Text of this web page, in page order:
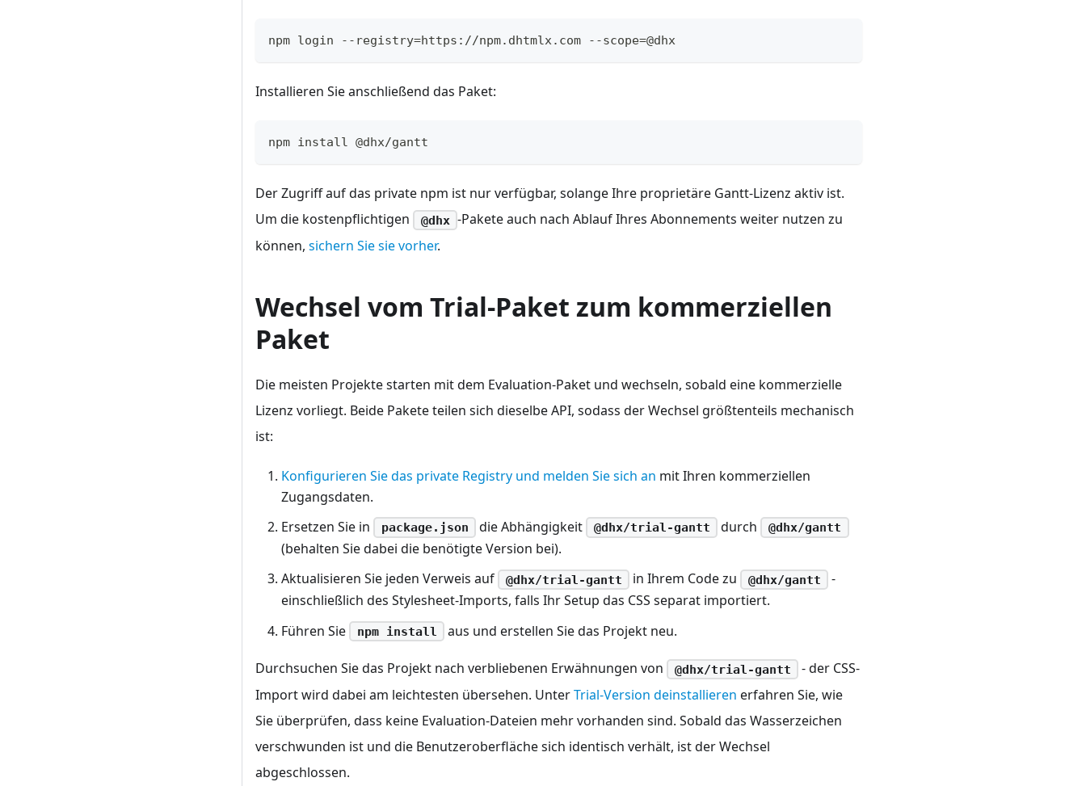
npm login --registry=https://npm.dhtmlx.com --scope=@dhx
Installieren Sie anschließend das Paket:
npm install @dhx/gantt
Der Zugriff auf das private npm ist nur verfügbar, solange Ihre proprietäre Gantt-Lizenz aktiv ist.
Um die kostenpflichtigen
@dhx -Pakete auch nach Ablauf Ihres Abonnements weiter nutzen zu
können, sichern Sie sie vorher.
Wechsel vom Trial-Paket zum kommerziellen
Paket
Die meisten Projekte starten mit dem Evaluation-Paket und wechseln, sobald eine kommerzielle
Lizenz vorliegt. Beide Pakete teilen sich dieselbe API, sodass der Wechsel größtenteils mechanisch
ist:
Konfigurieren Sie das private Registry und melden Sie sich an mit Ihren kommerziellen
Zugangsdaten.
Ersetzen Sie in
package.json die Abhängigkeit @dhx/trial-gantt durch @dhx/gantt
(behalten Sie dabei die benötigte Version bei).
Aktualisieren Sie jeden Verweis auf
@dhx/trial-gantt in Ihrem Code zu @dhx/gantt
-
einschließlich des Stylesheet-Imports, falls Ihr Setup das CSS separat importiert.
Führen Sie
npm install aus und erstellen Sie das Projekt neu.
Durchsuchen Sie das Projekt nach verbliebenen Erwähnungen von @dhx/trial-gantt
- der CSS-
Import wird dabei am leichtesten übersehen. UnterTrial-Version deinstallieren erfahren Sie, wie
Sie überprüfen, dass keine Evaluation-Dateien mehr vorhanden sind. Sobald das Wasserzeichen
verschwunden ist und die Benutzeroberfläche sich identisch verhält, ist der Wechsel
abgeschlossen.